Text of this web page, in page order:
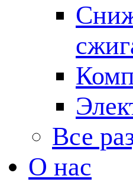
Все
О нас